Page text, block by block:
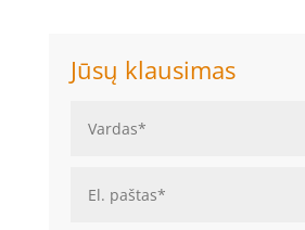
Jūsų klausimas